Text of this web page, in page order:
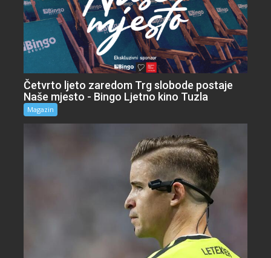
Četvrto ljeto zaredom Trg slobode postaje
Naše mjesto - Bingo Ljetno kino Tuzla
Magazin